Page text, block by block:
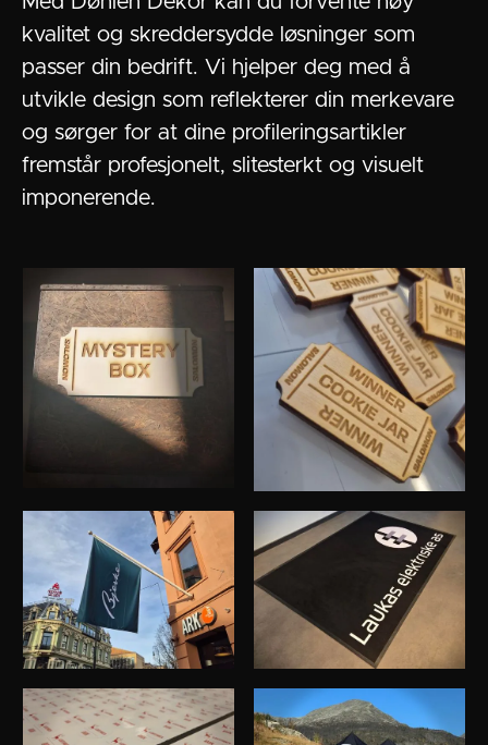
kvalitet og skreddersydde løsninger som
passer din bedrift. Vi hjelper deg med å
utvikle design som reflekterer din merkevare
og sørger for at dine profileringsartikler
fremstår profesjonelt, slitesterkt og visuelt
imponerende.